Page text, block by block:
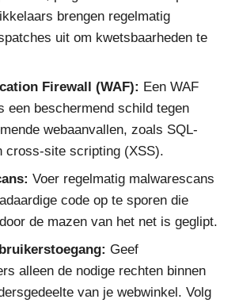
brengen regelmatig
uit om kwetsbaarheden te
Firewall (WAF): Een WAF
een beschermend schild tegen
webaanvallen, zoals SQL-
cross-site scripting (XSS).
Voer regelmatig malwarescans
code op te sporen die
de mazen van het net is geglipt.
Geef
alleen de nodige rechten binnen
van je webwinkel. Volg